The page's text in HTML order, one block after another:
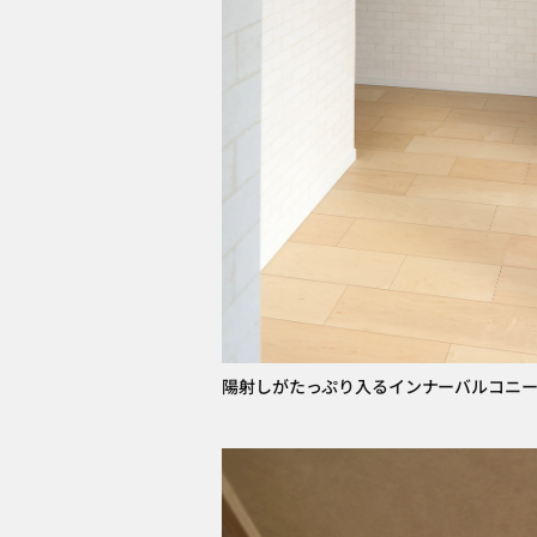
陽射しがたっぷり入るインナーバルコニー